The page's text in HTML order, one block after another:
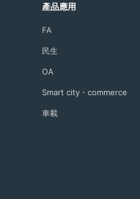
產品應用
FA
民生
OA
Smart city・commerce
車載